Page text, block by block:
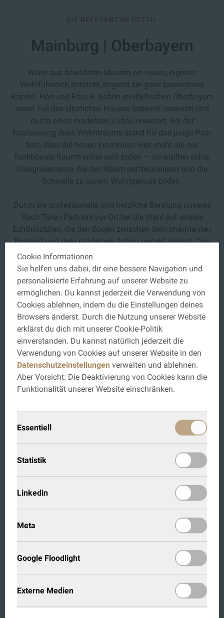
DIE REFERENZ IM DETAIL
Mainburg | Oberbayern
Wenn aus bewährten Mauern ein neues, eigenes
Wohlfühlreich entsteht, beginnt ein ganz besonderes
Kapitel. Herr und Frau B. haben im idyllischen Oberbayern
einen Teil des elterlichen Hauses liebevoll renoviert und
durch einen modernen Zubau erweitert. Bei der
Realisierung ihres Wohntraums stand für das junge Paar
fest, dass die neuen Innentüren weit mehr als nur
funktionale Raumtrenner sein sollen – sie wollten echte
Designelemente, die den Raum perfektionieren und die
Schwelle zu purem Wohngenuss bilden
Durch die professionelle und herzliche Beratung unseres
Koch Türen-Partners vor Ort fiel die Wahl auf unsere
Echtholztüren, die den Bogen zwischen dem charmanten
Bestand und dem modernen Anbau perfekt spannt: Das
geradlinige TürmodellLife
StocksystemNiveau harmonisch in die offene Architektur
ein, während die lebendige HolzartEiche Lebhaft, veredelt
mit Hartwachsöl im Roheffekt , eine spürbar natürliche
Haptik und einladende Wärme in das neue Zuhause bringt.
SYSTEM AVANTGARDE
Neues Leben im Elternhaus
In einer alten Immobilie passt nichts von der Stange –
uns die Rettung. Von der ersten Beratung im Schauraum
dass hier echte Profis am Werk sind, die ihr Handwerk
lieben. Diese Türen sind nicht nur funktionale Bauelemente,
sie veredeln unsere Räume und sind für uns nun treue
Begleiter auf Lebenszeit.
Cookie Informationen
Sie helfen uns dabei, dir eine bessere Navigation und
personalisierte Erfahrung auf unserer Website zu
ermöglichen. Du kannst jederzeit die Verwendung von
Cookies ablehnen, indem du die Einstellungen deines
Browsers änderst. Durch die Nutzung unserer Website
erklärst du dich mit unserer Cookie-Politik
einverstanden. Du kannst natürlich jederzeit die
Verwendung von Cookies auf unserer Website in den
Datenschutzeinstellungen verwalten und ablehnen.
Aber Vorsicht: Die Deaktivierung von Cookies kann die
Funktionalität unserer Website einschränken.
Essentiell
Statistik
Linkedin
Meta
Google Floodlight
Externe Medien